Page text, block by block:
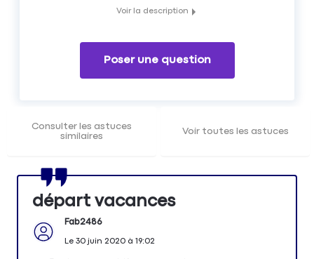
Voir la description
Les membres du Forum Auto Matmut vous partagent leurs
Poser une question
Consulter les astuces
similaires
Voir toutes les astuces
départ vacances
Fab2486
Le 30 juin 2020à 19:02